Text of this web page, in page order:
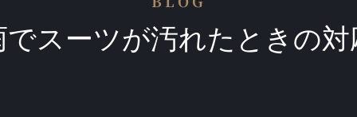
でスーツが汚れたときの対